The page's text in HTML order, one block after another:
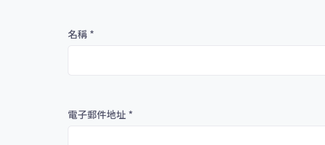
名稱 *
電子郵件地址 *